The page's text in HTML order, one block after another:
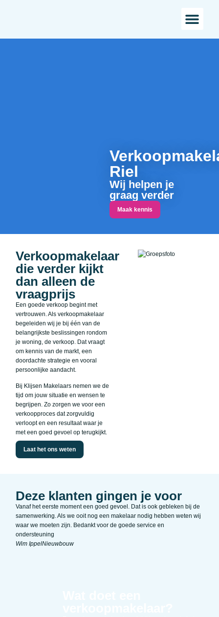
Riel
Wij helpen je
graag verder
Maak kennis
Verkoopmakelaar
die verder kijkt
dan alleen de
vraagprijs
Een goede verkoop begint met
vertrouwen. Als verkoopmakelaar
begeleiden wij je bij één van de
belangrijkste beslissingen rondom
je woning, de verkoop. Dat vraagt
om kennis van de markt, een
doordachte strategie en vooral
persoonlijke aandacht.
Bij Klijsen Makelaars nemen we de
tijd om jouw situatie en wensen te
begrijpen. Zo zorgen we voor een
verkoopproces dat zorgvuldig
verloopt en een resultaat waar je
met een goed gevoel op terugkijkt.
Laat het ons weten
Deze klanten gingen je voor
Vanaf het eerste moment een goed gevoel. Dat is ook gebleken bij de
samenwerking. Als we ooit nog een makelaar nodig hebben weten wij
waar we moeten zijn. Bedankt voor de goede service en
ondersteuning
Wim IppelNieuwbouw